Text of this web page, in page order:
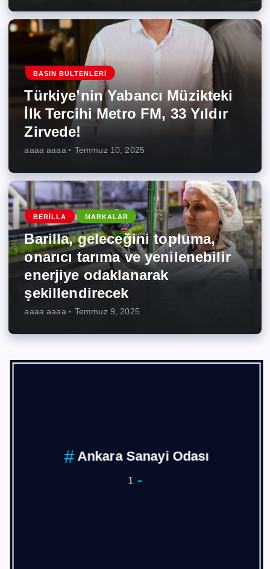
BASIN BÜLTENLERI
Türkiye’nin Yabancı Müzikteki
İlk Tercihi Metro FM, 33 Yıldır
Zirvede!
aaaa aaaa Temmuz 10, 2025
BERILLA MARKALAR
Barilla, geleceğini topluma,
onarıcı tarıma ve yenilenebilir
enerjiye odaklanarak
şekillendirecek
aaaa aaaa Temmuz 9, 2025
Ankara Sanayi Odası
1